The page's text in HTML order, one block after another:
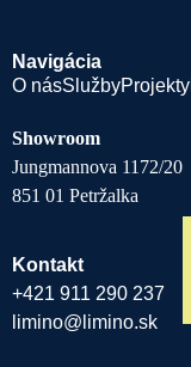
Navigácia
O násSlužbyProjekty
Showroom
Jungmannova 1172/20
851 01 Petržalka
Kontakt
+421 911 290 237
limino@limino.sk